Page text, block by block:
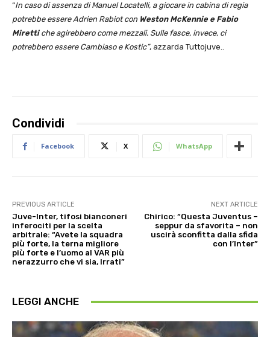
“In caso di assenza di Manuel Locatelli, a giocare in cabina di regia
potrebbe essere Adrien Rabiot con Weston McKennie e Fabio
Mirettiche agirebbero come mezzali. Sulle fasce, invece, ci
potrebbero essere Cambiaso e Kostic”, azzarda Tuttojuve..
Condividi
Facebook X WhatsApp
PREVIOUS ARTICLE
Juve-Inter, tifosi bianconeri
inferociti per la scelta
arbitrale: “Avete la squadra
più forte, la terna migliore
più forte e l’uomo al VAR più
nerazzurro che vi sia, Irrati”
NEXT ARTICLE
Chirico: “Questa Juventus –
seppur da sfavorita – non
uscirà sconfitta dalla sfida
con l’Inter”
LEGGI ANCHE